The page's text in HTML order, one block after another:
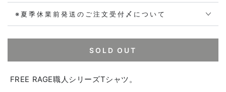
※夏季休業前発送のご注文受付〆について
SOLD OUT
FREE RAGE職人シリーズTシャツ。